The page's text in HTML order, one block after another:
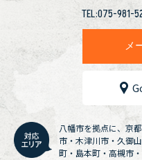
TEL:075-981-
メ
八幡市を拠点に、京
市・木津川市・久御
町・島本町・高槻市